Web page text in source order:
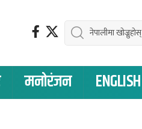
मनोरंजन ENGLISH